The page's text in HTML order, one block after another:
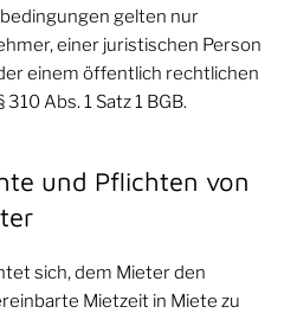
gelten nur
einer juristischen Person
einem öffentlich rechtlichen
Abs. 1 Satz 1 BGB.
und Pflichten von
sich, dem Mieter den
Mietzeit in Miete zu